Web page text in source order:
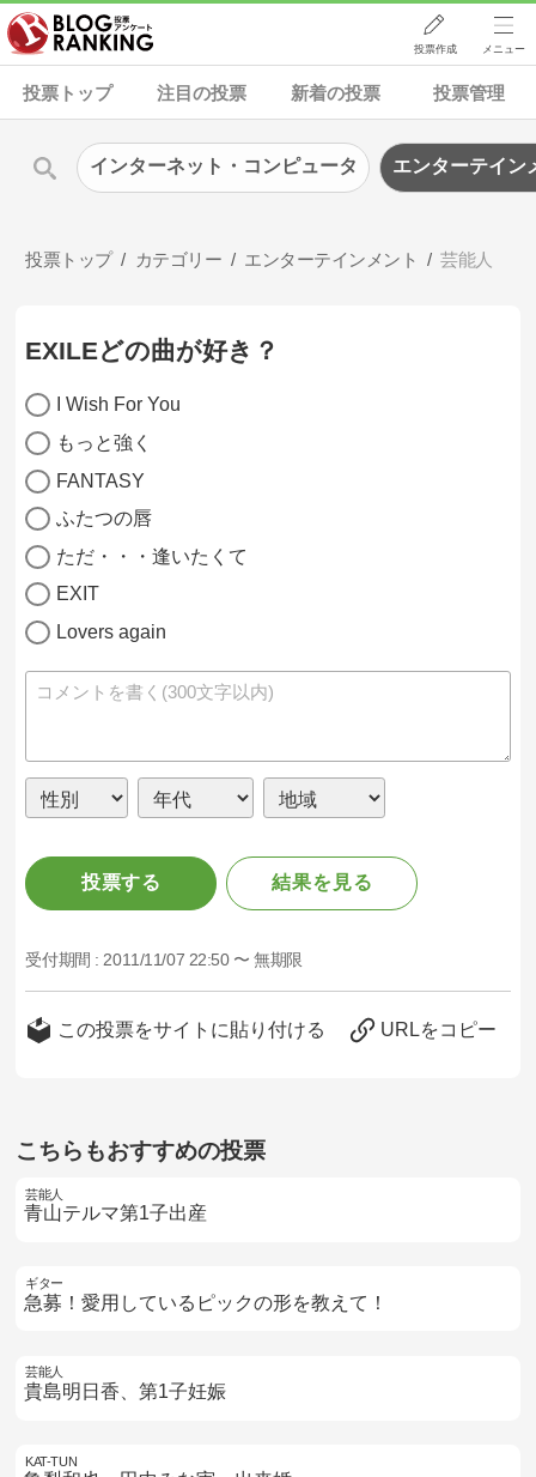
投票作成 メニュー
投票トップ 注目の投票 新着の投票 投票管理
投票トップ カテゴリー エンターテインメント 芸能人
EXILEどの曲が好き？
I Wish For You
もっと強く
FANTASY
ふたつの唇
ただ・・・逢いたくて
EXIT
Lovers again
投票する 結果を見る
受付期間 : 2011/11/07 22:50 〜 無期限
この投票をサイトに貼り付ける URLをコピー
こちらもおすすめの投票
芸能人
青山テルマ第1子出産
ギター
急募！愛用しているピックの形を教えて！
芸能人
貴島明日香、第1子妊娠
KAT-TUN
インターネット・コンピュータ エンターテイン